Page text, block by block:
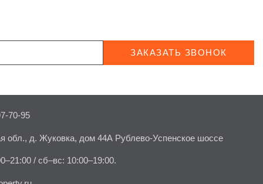
ЗАКАЗАТЬ ЗВОНОК
70-95
обл., д. Жуковка, дом 44А Рублево-Успенское шоссе
/ сб–вс: 10:00–19:00.